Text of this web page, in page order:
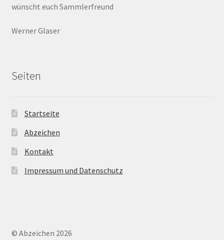
wünscht euch Sammlerfreund
Werner Glaser
Seiten
Startseite
Abzeichen
Kontakt
Impressum und Datenschutz
© Abzeichen 2026